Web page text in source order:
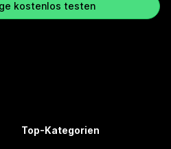
kostenlos testen
Top-Kategorien